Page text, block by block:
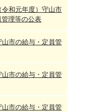
令和元年度）守山市
理等の公表
山市の給与・定員管
山市の給与・定員管
山市の給与・定員管